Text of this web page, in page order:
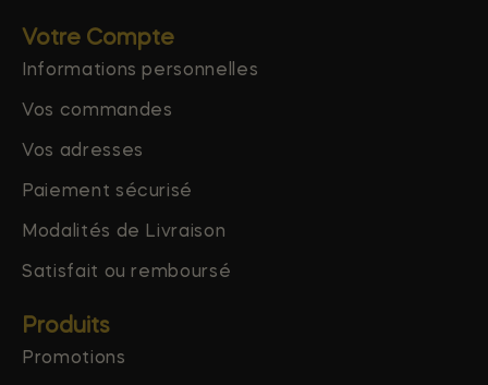
Votre Compte
Informations personnelles
Vos commandes
Vos adresses
Paiement sécurisé
Modalités de Livraison
Satisfait ou remboursé
Produits
Promotions